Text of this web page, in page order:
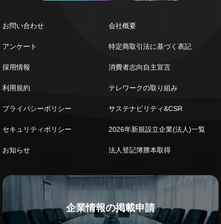
お問い合わせ
アンケート
採用情報
利用規約
プライバシーポリシー
セキュリティポリシー
お知らせ
会社概要
特定商取引法に基づく表記
消費者志向自主宣言
テレワークの取り組み
サステナビリティ&CSR
2026年新規設立企業(法人)一覧
法人登記簿謄本取得
企業情報の掲載申請